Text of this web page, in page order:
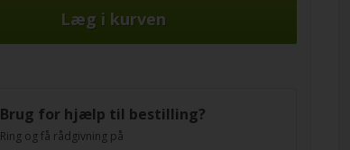
Brug for hjælp til bestilling?
Ring og få rådgivning på